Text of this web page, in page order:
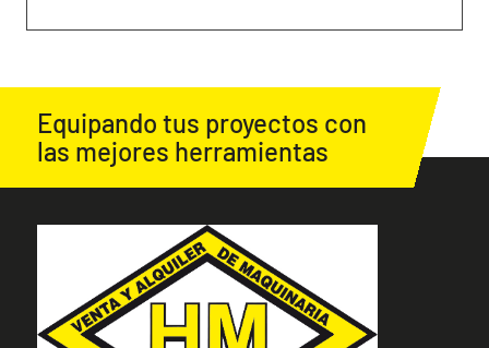
Equipando tus proyectos con
las mejores herramientas